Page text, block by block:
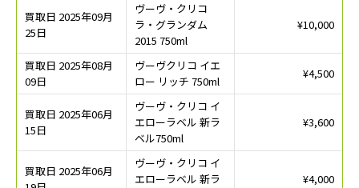
買取日 2025年09月
25日
ヴーヴ・クリコ
ラ・グランダム
2015 750ml
¥10,000
買取日 2025年08月
09日
ヴーヴクリコ イエ
ロー リッチ 750ml
¥4,500
買取日 2025年06月
15日
ヴーヴ・クリコ イ
エローラベル 新ラ
ベル750ml
¥3,600
買取日 2025年06月
ヴーヴ・クリコ イ
エローラベル 新ラ
¥4,000